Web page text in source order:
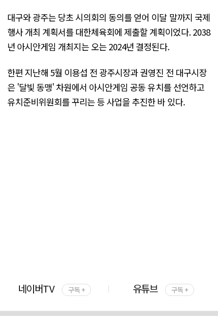
대구와 광주는 당초 시의회의 동의를 얻어 이달 말까지 국제
행사 개최 계획서를 대한체육회에 제출할 계획이었다. 2038
년 아시안게임 개최지는 오는 2024년 결정된다.
한편 지난해 5월 이용섭 전 광주시장과 권영진 전 대구시장
은 '달빛 동맹' 차원에서 아시안게임 공동 유치를 선언하고
유치준비위원회를 꾸리는 등 사업을 추진한 바 있다.
네이버TV 구독 + 유튜브 구독 +